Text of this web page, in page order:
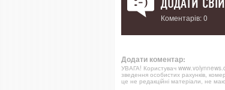
Коментарів: 0
Додати коментар:
УВАГА! Користувач
зведення особистих рахунків,
це не редакційні матеріали, не